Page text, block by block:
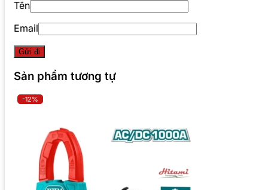
Tên
Email
Sản phẩm tương tự
-12%